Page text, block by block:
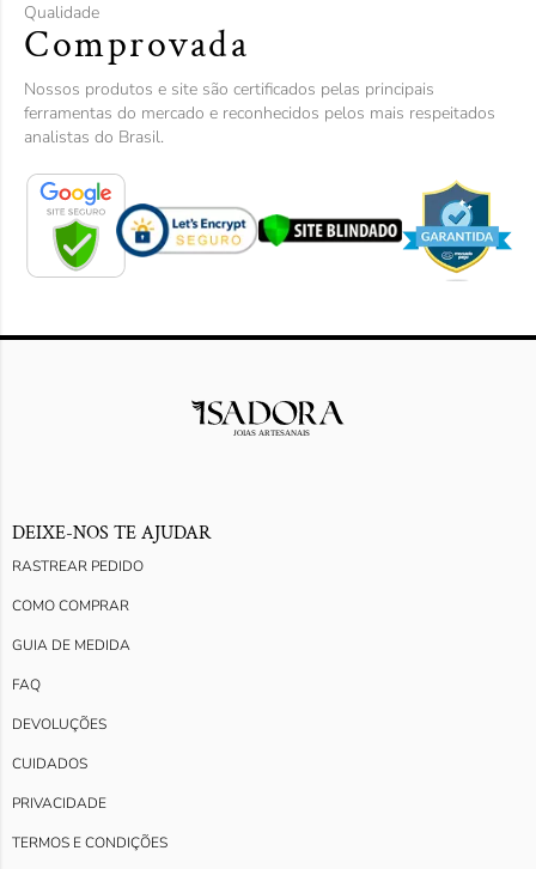
Qualidade
Comprovada
Nossos produtos e site são certificados pelas principais
ferramentas do mercado e reconhecidos pelos mais respeitados
analistas do Brasil.
DEIXE-NOS TE AJUDAR
RASTREAR PEDIDO
COMO COMPRAR
GUIA DE MEDIDA
FAQ
DEVOLUÇÕES
CUIDADOS
PRIVACIDADE
TERMOS E CONDIÇÕES